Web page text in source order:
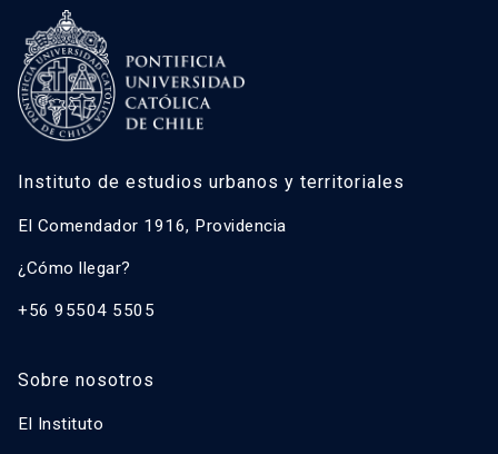
Instituto de estudios urbanos y territoriales
El Comendador 1916, Providencia
¿Cómo llegar?
+56 95504 5505
Sobre nosotros
El Instituto